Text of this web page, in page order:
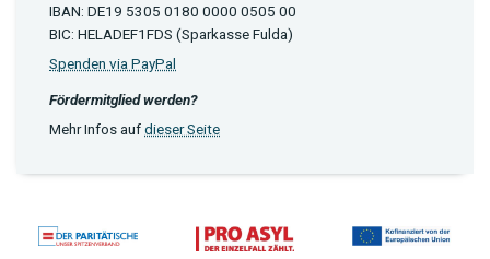
IBAN: DE19 5305 0180 0000 0505 00
BIC: HELADEF1FDS (Sparkasse Fulda)
Spenden via PayPal
Fördermitglied werden?
Mehr Infos aufdieser Seite